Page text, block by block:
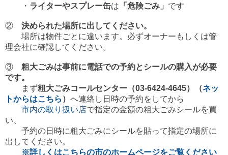
・ ライターやスプレー缶は 「危険ごみ」 です
② 決められた場所に出してください。
場所は物件ごとに違います。必ずオーナーもしくは管
理会社に確認してください。
③ 粗大ごみは事前に電話での予約とシールの購入が必要
です。
まず粗大ごみコールセンター（03-6424-4645）（ネッ
トからはこちら ） へ連絡し日時の予約をしてから
市内の取り扱い店で指定の金額の粗大ごみシールを買
い、
予約の日時に粗大ごみにシールを貼って指定の場所に
出してください。
※詳しくはこちらの市のホームページをご覧ください